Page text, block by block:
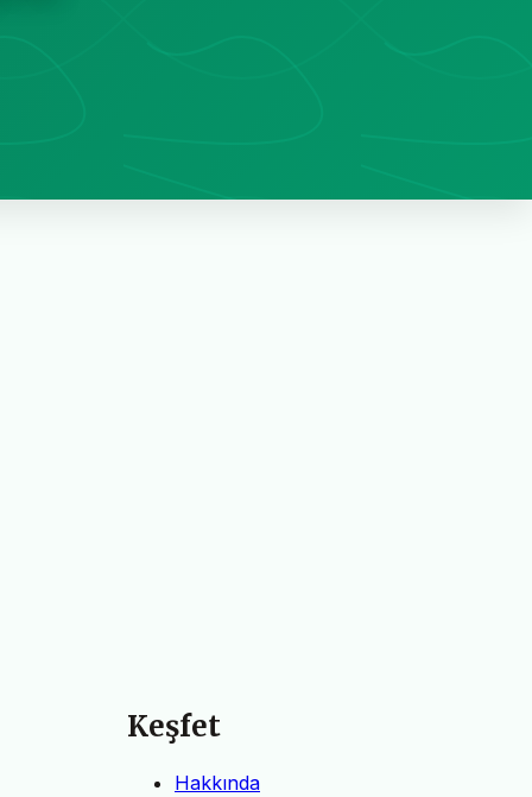
Keşfet
Hakkında